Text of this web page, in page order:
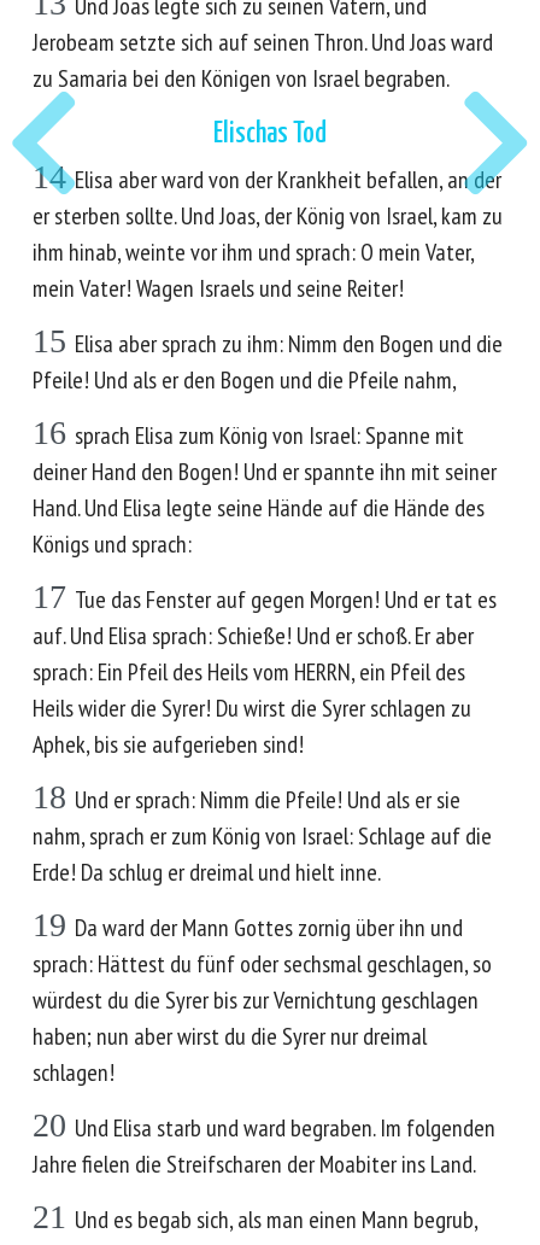
Jerobeam setzte sich auf seinen Thron. Und Joas ward
zu Samaria bei den Königen von Israel begraben.
Elischas Tod
14 Elisa aber ward von der Krankheit befallen, an der
er sterben sollte. Und Joas, der König von Israel, kam zu
ihm hinab, weinte vor ihm und sprach: O mein Vater,
mein Vater! Wagen Israels und seine Reiter!
15 Elisa aber sprach zu ihm: Nimm den Bogen und die
Pfeile! Und als er den Bogen und die Pfeile nahm,
16 sprach Elisa zum König von Israel: Spanne mit
deiner Hand den Bogen! Und er spannte ihn mit seiner
Hand. Und Elisa legte seine Hände auf die Hände des
Königs und sprach:
17 Tue das Fenster auf gegen Morgen! Und er tat es
auf. Und Elisa sprach: Schieße! Und er schoß. Er aber
sprach: Ein Pfeil des Heils vom HERRN, ein Pfeil des
Heils wider die Syrer! Du wirst die Syrer schlagen zu
Aphek, bis sie aufgerieben sind!
18 Und er sprach: Nimm die Pfeile! Und als er sie
nahm, sprach er zum König von Israel: Schlage auf die
Erde! Da schlug er dreimal und hielt inne.
19 Da ward der Mann Gottes zornig über ihn und
sprach: Hättest du fünf oder sechsmal geschlagen, so
würdest du die Syrer bis zur Vernichtung geschlagen
haben; nun aber wirst du die Syrer nur dreimal
schlagen!
20 Und Elisa starb und ward begraben. Im folgenden
Jahre fielen die Streifscharen der Moabiter ins Land.
21 Und es begab sich, als man einen Mann begrub,